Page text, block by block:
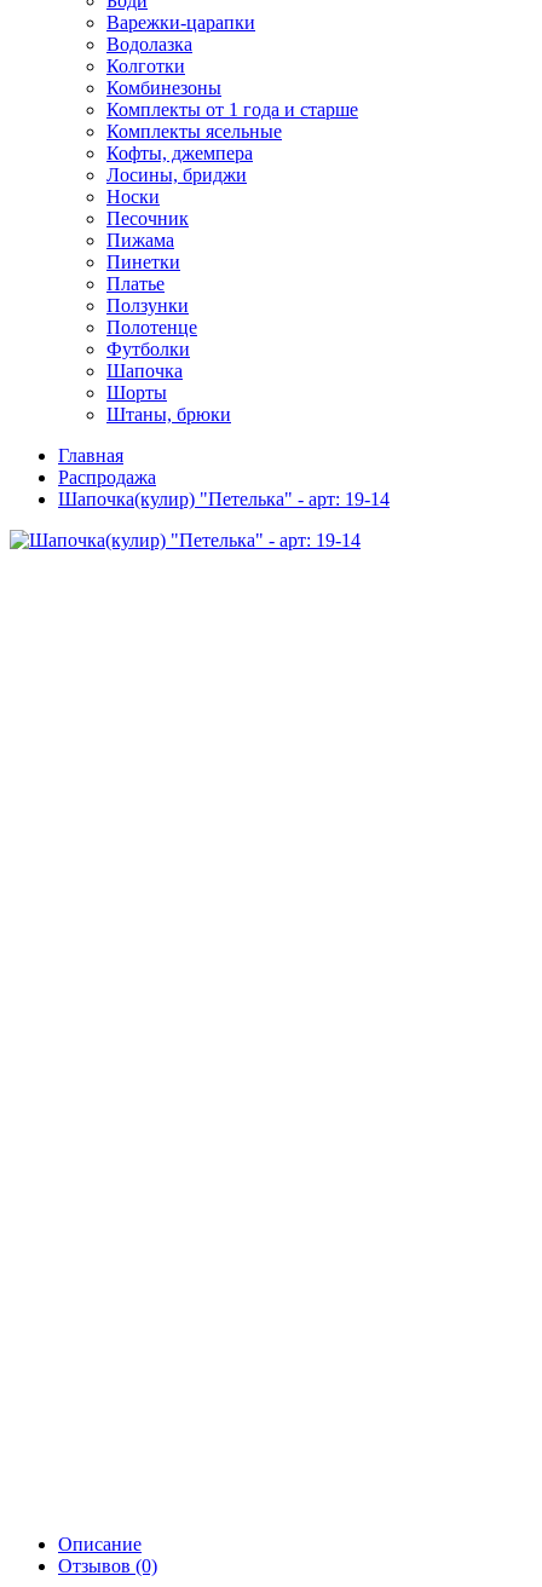
Варежки-царапки
Водолазка
Колготки
Комбинезоны
Комплекты от 1 года и старше
Комплекты ясельные
Кофты, джемпера
Лосины, бриджи
Носки
Песочник
Пижама
Пинетки
Платье
Ползунки
Полотенце
Футболки
Шапочка
Шорты
Штаны, брюки
Главная
Распродажа
Шапочка(кулир) "Петелька" - арт: 19-14
Описание
Отзывов (0)